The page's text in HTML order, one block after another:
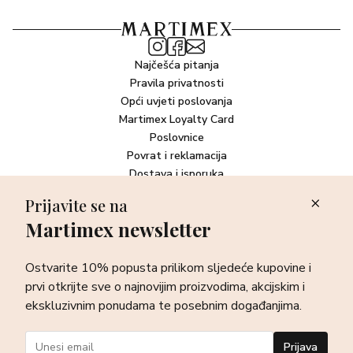
Najčešća pitanja
Pravila privatnosti
Opći uvjeti poslovanja
Martimex Loyalty Card
Poslovnice
Povrat i reklamacija
Dostava i isporuka
Newsletter
sve o najnovijim proizvodima, akcijskim i ekskluzivnim
ponudama te posebnim događanjima.
Prijava
Prijavite se na
Martimex newsletter
Ostvarite 10% popusta prilikom sljedeće kupovine i
prvi otkrijte sve o najnovijim proizvodima, akcijskim i
ekskluzivnim ponudama te posebnim događanjima.
Prijava